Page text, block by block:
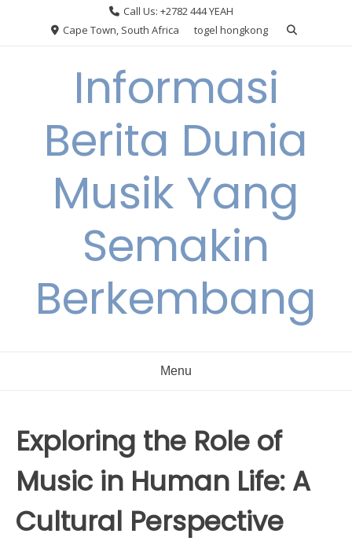
Call Us: +2782 444 YEAH
Cape Town, South Africa
togel hongkong
Informasi
Berita Dunia
Musik Yang
Semakin
Berkembang
Menu
Exploring the Role of
Music in Human Life: A
Cultural Perspective